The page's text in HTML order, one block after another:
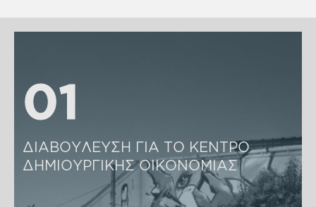
01
01
ΔΙΑΒΟΥΛΕΥΣΗ ΓΙΑ ΤΟ ΚΕΝΤΡΟ
ΔΗΜΙΟΥΡΓΙΚΗΣ ΟΙΚΟΝΟΜΙΑΣ